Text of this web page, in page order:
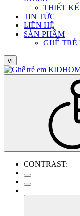
THIẾT
TIN TỨC
LIÊN HỆ
SẢN PHẨM
GHẾ TRẺ
vi
CONTRAST: